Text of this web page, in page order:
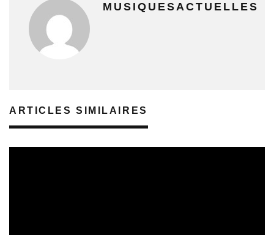
MUSIQUESACTUELLES
ARTICLES SIMILAIRES